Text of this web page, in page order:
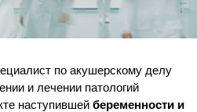
по акушерскому делу
и лечении патологий
наступившей беременности и